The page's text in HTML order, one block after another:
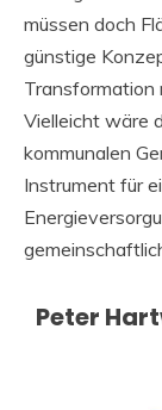
müssen doch
günstige
Transformation
Vielleicht wäre
kommunalen
Instrument für
Peter